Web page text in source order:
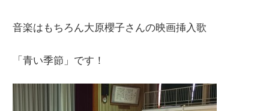
音楽はもちろん大原櫻子さんの映画挿入歌
「青い季節」です！